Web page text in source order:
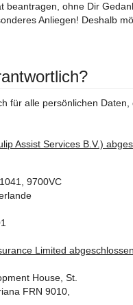
beantragen, ohne Dir
Anliegen! Deshalb
für alle persönlichen
Assist Services B.V.)
9700VC
Limited abgeschlossen
House, St.
FRN 9010,